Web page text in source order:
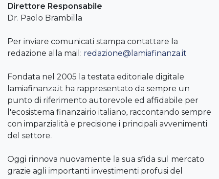
Direttore Responsabile
Dr. Paolo Brambilla
Per inviare comunicati stampa contattare la
redazione alla mail: redazione@lamiafinanza.it
Fondata nel 2005 la testata editoriale digitale
lamiafinanza.it ha rappresentato da sempre un
punto di riferimento autorevole ed affidabile per
l'ecosistema finanzairio italiano, raccontando sempre
con imparzialità e precisione i principali avvenimenti
del settore.
Oggi rinnova nuovamente la sua sfida sul mercato
grazie agli importanti investimenti profusi del